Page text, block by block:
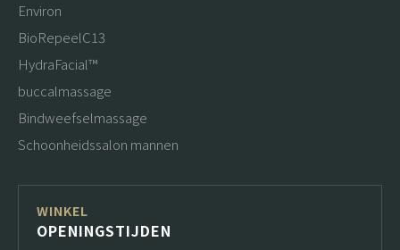
Environ
BioRepeelC13
HydraFacial™
buccalmassage
Bindweefselmassage
Schoonheidssalon mannen
WINKEL
OPENINGSTIJDEN